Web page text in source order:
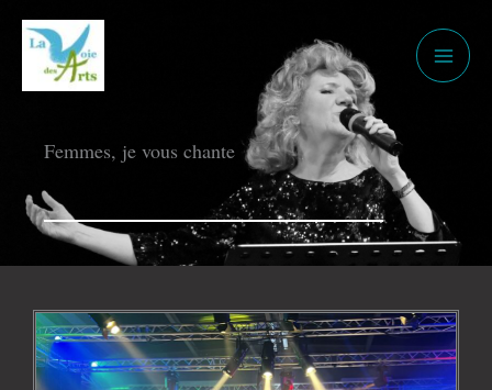
Aller
contenu
Femmes, je vous chante